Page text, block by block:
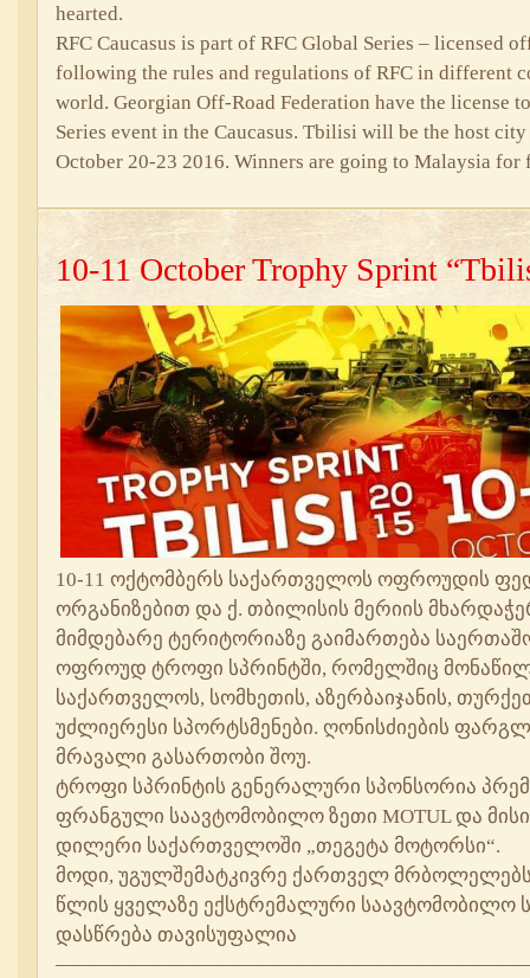
hearted.
RFC Caucasus is part of RFC Global Series – licensed
following the rules and regulations of RFC in different
world. Georgian Off-Road Federation have the license
Series event in the Caucasus. Tbilisi will be the host city
October 20-23 2016. Winners are going to Malaysia for
10-11 October Trophy Sprint
10-11 ოქტომბერს საქართველოს ოფროუდის
ორგანიზებით და ქ. თბილისის მერიის
მიმდებარე ტერიტორიაზე გაიმართება
ოფროუდ ტროფი სპრინტში, რომელშიც
საქართველოს, სომხეთის, აზერბაიჯანის,
უძლიერესი სპორტსმენები. ღონისძიების
მრავალი გასართობი შოუ.
ტროფი სპრინტის გენერალური სპონსორია
ფრანგული საავტომობილო ზეთი MOTUL და
დილერი საქართველოში „თეგეტა მოტორსი“.
მოდი, უგულშემატკივრე ქართველ
წლის ყველაზე ექსტრემალური საავტომობილო
დასწრება თავისუფალია